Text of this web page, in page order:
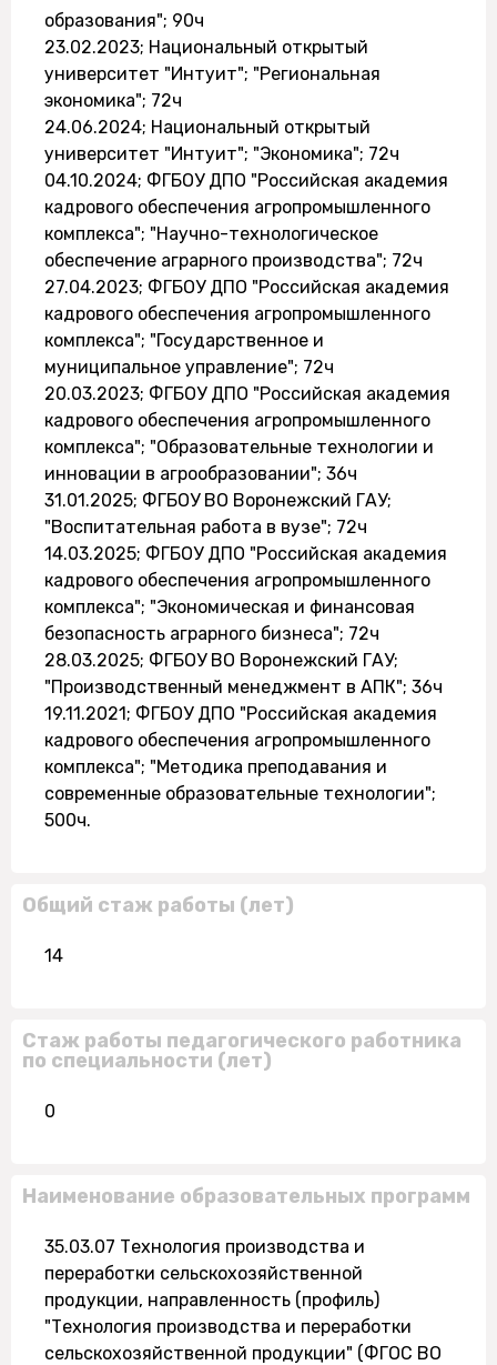
образования"; 90ч
23.02.2023; Национальный открытый
университет "Интуит"; "Региональная
экономика"; 72ч
24.06.2024; Национальный открытый
университет "Интуит"; "Экономика"; 72ч
04.10.2024; ФГБОУ ДПО "Российская академия
кадрового обеспечения агропромышленного
комплекса"; "Научно-технологическое
обеспечение аграрного производства"; 72ч
27.04.2023; ФГБОУ ДПО "Российская академия
кадрового обеспечения агропромышленного
комплекса"; "Государственное и
муниципальное управление"; 72ч
20.03.2023; ФГБОУ ДПО "Российская академия
кадрового обеспечения агропромышленного
комплекса"; "Образовательные технологии и
инновации в агрообразовании"; 36ч
31.01.2025; ФГБОУ ВО Воронежский ГАУ;
"Воспитательная работа в вузе"; 72ч
14.03.2025; ФГБОУ ДПО "Российская академия
кадрового обеспечения агропромышленного
комплекса"; "Экономическая и финансовая
безопасность аграрного бизнеса"; 72ч
28.03.2025; ФГБОУ ВО Воронежский ГАУ;
"Производственный менеджмент в АПК"; 36ч
19.11.2021; ФГБОУ ДПО "Российская академия
кадрового обеспечения агропромышленного
комплекса"; "Методика преподавания и
современные образовательные технологии";
500ч.
Общий стаж работы (лет)
14
Стаж работы педагогического работника
по специальности (лет)
0
Наименование образовательных программ
35.03.07 Технология производства и
переработки сельскохозяйственной
продукции, направленность (профиль)
"Технология производства и переработки
сельскохозяйственной продукции" (ФГОС ВО